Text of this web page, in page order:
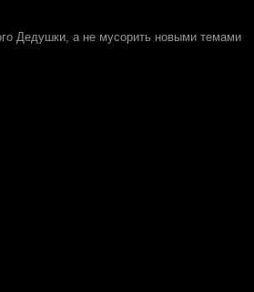
Дедушки, а не мусорить новыми темами